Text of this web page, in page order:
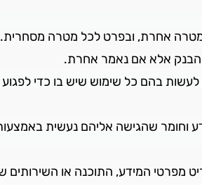
מטרה אחרת, ובפרט לכל מטרה מסחרית.
הבנק אלא אם נאמר אחרת.
בהם כל שימוש שיש בו כדי לפגוע
וחומר שהגישה אליהם נעשית
מפרטי המידע, התוכנה או